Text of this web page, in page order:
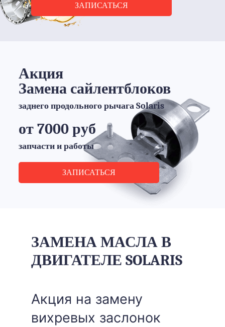
ЗАПИСАТЬСЯ
Акция
Замена сайлентблоков
заднего продольного рычага Solaris
от 7000 руб
запчасти и работы
ЗАПИСАТЬСЯ
ЗАМЕНА МАСЛА В
ДВИГАТЕЛЕ SOLARIS
Акция на замену
вихревых заслонок